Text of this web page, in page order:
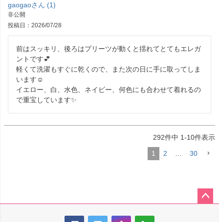
gaogao 1
非公開
投稿日
2026/07/28
前はスッキリ、後ろはプリーツが動くと揺れてとてもエレガ
ントです💕
軽くて洗濯もすぐに乾くので、また次の日に手に取ってしま
います☺️
イエロー、白、水色、ネイビー、何色にも合わせて着れるの
で重宝しています✨
292件中 1-10件表示
1 2 30